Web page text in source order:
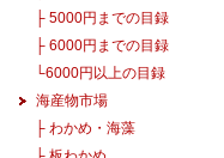
├ 5000円までの目録
├ 6000円までの目録
└6000円以上の目録
海産物市場
├ わかめ・海藻